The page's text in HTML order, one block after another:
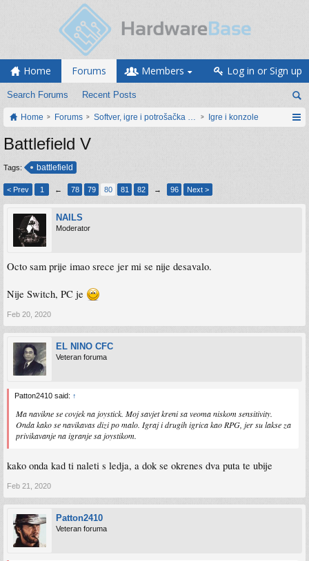
Home Forums
Search Forums Recent Posts
Members Log in or Sign up
Home Forums Softver, igre i potrošačka elektronikaIgre i konzole
Battlefield V
Tags: battlefield
< Prev 1 ← 78 79 80 81 82 → 96 Next >
NAILS
Moderator
Octo sam prije imao srece jer mi se nije desavalo.
Nije Switch, PC je
Feb 20, 2020
EL NINO CFC
Veteran foruma
Patton2410 said: ↑
Ma navikne se covjek na joystick. Moj savjet kreni sa veoma niskom sensitivity.
Onda kako se navikavas dizi po malo. Igraj i drugih igrica kao RPG, jer su lakse za
privikavanje na igranje sa joystikom.
kako onda kad ti naleti s ledja, a dok se okrenes dva puta te ubije
Feb 21, 2020
Patton2410
Veteran foruma